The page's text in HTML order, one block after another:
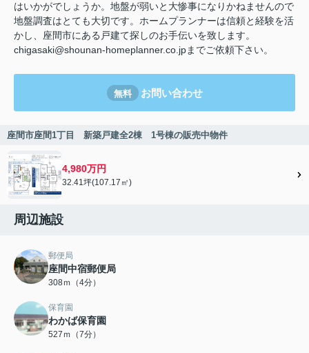
はいかがでしょうか。地盤が弱いと大惨事になりかねませんので
地盤調査はとても大切です。ホームプランナーは信頼と経験を活
かし、座間市にある戸建て探しのお手伝いを致します。
chigasaki@shounan-homeplanner.co.jpまでご依頼下さい。
無料 お問い合わせ
座間市座間1丁目 新築戸建全2棟 1号棟の販売中物件
4,980万円
32.41坪(107.17㎡)
周辺施設
郵便局
座間中宿郵便局
308ｍ（4分）
保育園
わかば保育園
527ｍ（7分）